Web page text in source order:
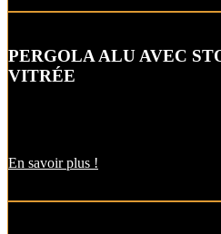
PERGOLA ALU AVEC
VITRÉE
En savoir plus !